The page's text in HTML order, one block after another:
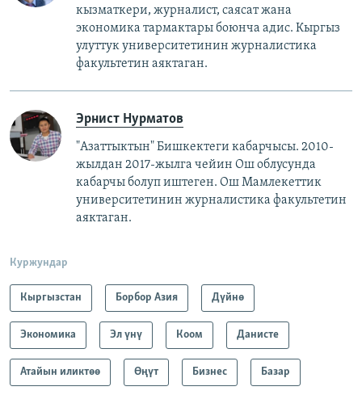
кызматкери, журналист, саясат жана
экономика тармактары боюнча адис. Кыргыз
улуттук университетинин журналистика
факультетин аяктаган.
Эрнист Нурматов
"Азаттыктын" Бишкектеги кабарчысы. 2010-
жылдан 2017-жылга чейин Ош облусунда
кабарчы болуп иштеген. Ош Мамлекеттик
университетинин журналистика факультетин
аяктаган.
Куржундар
Кыргызстан Борбор Азия Дүйнө
Экономика Эл үнү Коом Данисте
Атайын иликтөө Өңүт Бизнес Базар